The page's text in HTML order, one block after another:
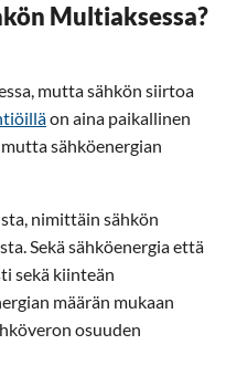
Multiaksessa?
mutta sähkön siirtoa
on aina paikallinen
sähköenergian
nimittäin sähkön
Sekä sähköenergia että
sekä kiinteän
määrän mukaan
osuuden